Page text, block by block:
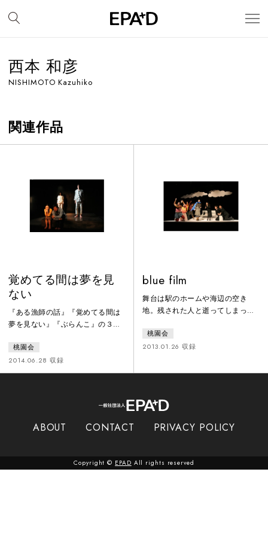
西本 和彦
NISHIMOTO Kazuhiko
関連作品
覚めてる間は夢を見
ない
『ある漁師の話』『覚めてる間は
夢を見ない』『ぶらんこ』の３本
曲的作品。震災で無くなった家、
失踪した父の靴、入院先での妻と
の思い出など記憶の数々が描かれ
桃園会
2014.06.28 収録
blue film
舞台は駅のホームや海辺の空き
地。残された人と逝ってしまった
災の風化していく記憶をファンタ
ジックに描く、深津篤史の代表作
再演を経て、2013年に桃園会20周
桃園会
2013.01.26 収録
ABOUT CONTACT PRIVACY POLICY
Copyright © EPAD All rights reserved